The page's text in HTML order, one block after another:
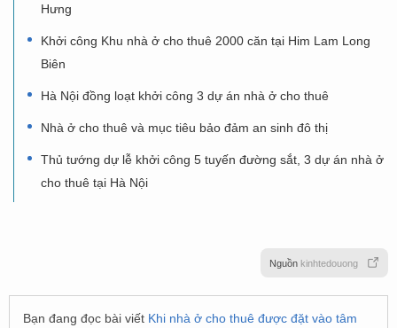
Hưng
Khởi công Khu nhà ở cho thuê 2000 căn tại Him Lam Long
Biên
Hà Nội đồng loạt khởi công 3 dự án nhà ở cho thuê
Nhà ở cho thuê và mục tiêu bảo đảm an sinh đô thị
Thủ tướng dự lễ khởi công 5 tuyến đường sắt, 3 dự án nhà ở
cho thuê tại Hà Nội
Nguồn kinhtedouong
Bạn đang đọc bài viết Khi nhà ở cho thuê được đặt vào tâm